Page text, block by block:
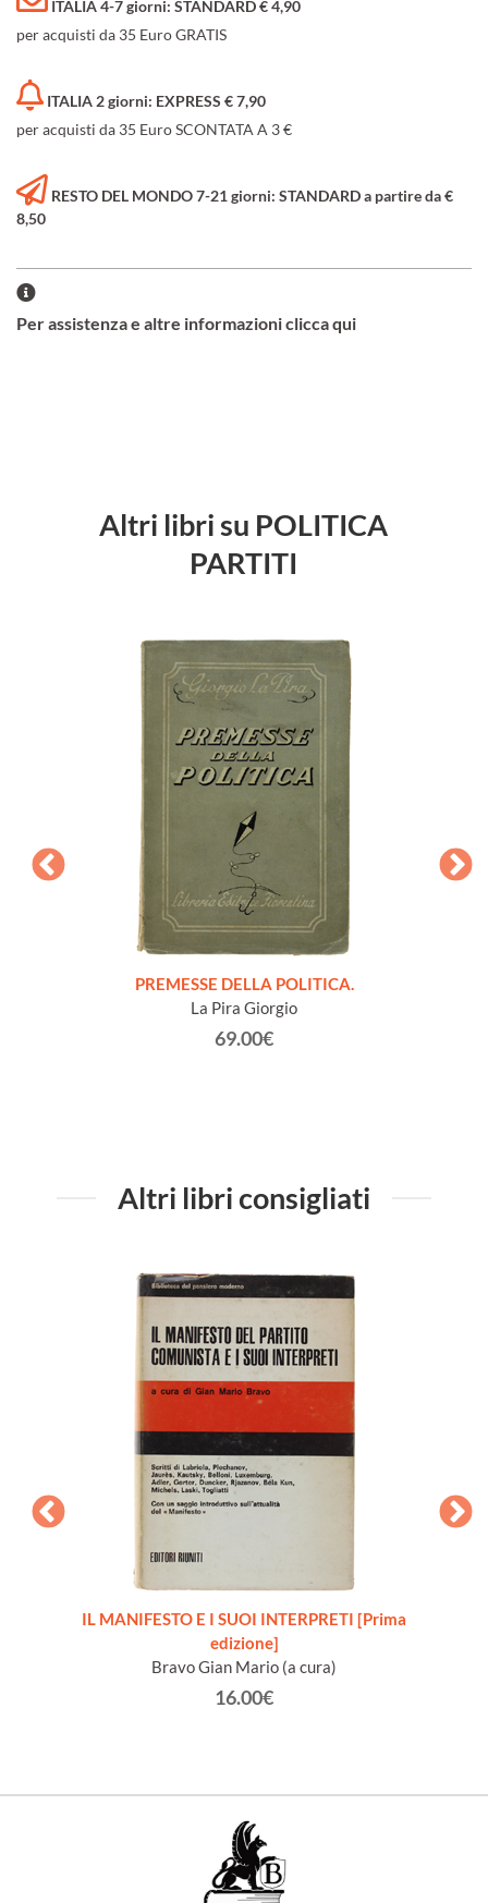
ITALIA 4-7 giorni: STANDARD € 4,90
per acquisti da 35 Euro GRATIS
ITALIA 2 giorni: EXPRESS € 7,90
per acquisti da 35 Euro SCONTATA A 3 €
RESTO DEL MONDO 7-21 giorni: STANDARD a partire da €
8,50
Per assistenza e altre informazioni clicca qui
Altri libri su POLITICA
PARTITI
PREMESSE DELLA POLITICA.
La Pira Giorgio
69.00€
Altri libri consigliati
IL MANIFESTO E I SUOI INTERPRETI [Prima
edizione]
Bravo Gian Mario (a cura)
16.00€